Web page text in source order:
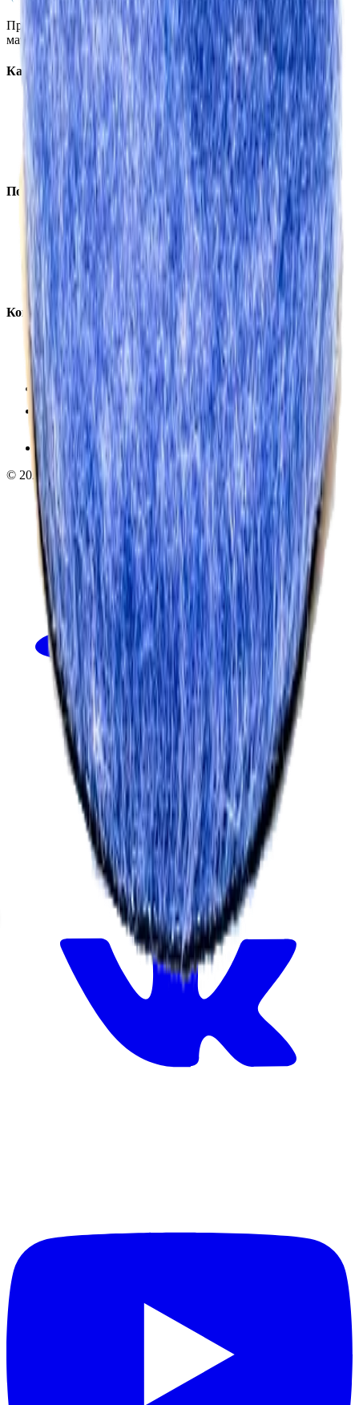
Профессиональная автохимия, оборудование и расходные
материалы для детейлинга.
Каталог
Автохимия
Оборудование
Расходные материалы
Инструменты
Аксессуары
Покупателям
Доставка и оплата
Обучение
Распродажа
Бренды
О компании
Контакты
+7 (495) 135-35-99
sales@insafe.ru
Москва, Люблинская ул., 153.
ТЦ «Люблю Молл», -1 уровень
Ежедневно 10:00 — 19:00
© 2026 InSafe.ru — Товары и технологии для автобизнеса